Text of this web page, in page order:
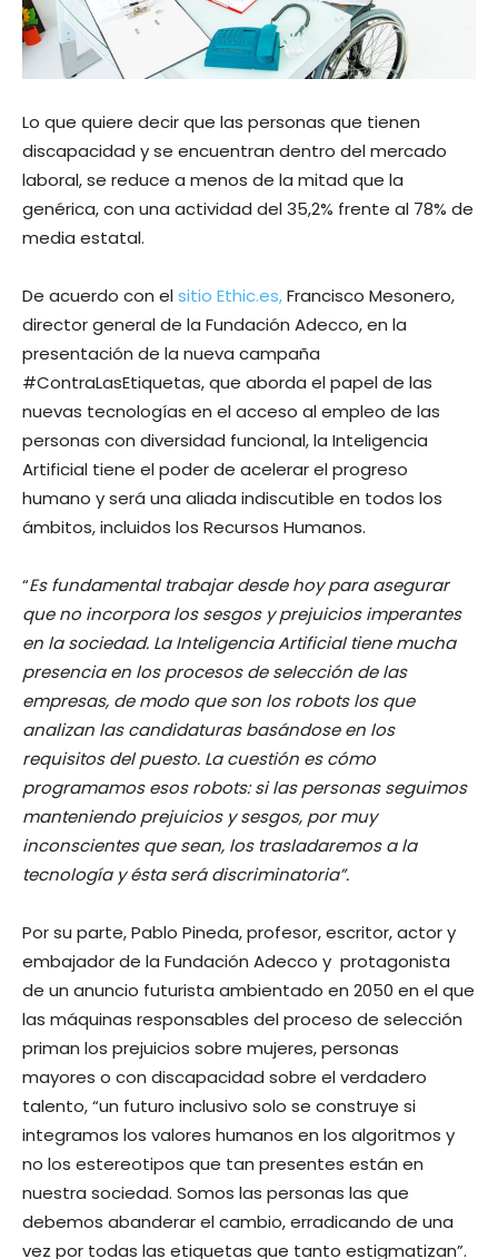
Lo que quiere decir que las personas que tienen
discapacidad y se encuentran dentro del mercado
laboral, se reduce a menos de la mitad que la
genérica, con una actividad del 35,2% frente al 78% de
media estatal.
De acuerdo con elsitio Ethic.es,Francisco Mesonero,
director general de la Fundación Adecco, en la
presentación de la nueva campaña
#ContraLasEtiquetas, que aborda el papel de las
nuevas tecnologías en el acceso al empleo de las
personas con diversidad funcional, la Inteligencia
Artificial tiene el poder de acelerar el progreso
humano y será una aliada indiscutible en todos los
ámbitos, incluidos los Recursos Humanos.
“Es fundamental trabajar desde hoy para asegurar
que no incorpora los sesgos y prejuicios imperantes
en la sociedad. La Inteligencia Artificial tiene mucha
presencia en los procesos de selección de las
empresas, de modo que son los robots los que
analizan las candidaturas basándose en los
requisitos del puesto. La cuestión es cómo
programamos esos robots: si las personas seguimos
manteniendo prejuicios y sesgos, por muy
inconscientes que sean, los trasladaremos a la
tecnología y ésta será discriminatoria”.
Por su parte, Pablo Pineda, profesor, escritor, actor y
embajador de la Fundación Adecco y protagonista
de un anuncio futurista ambientado en 2050 en el que
las máquinas responsables del proceso de selección
priman los prejuicios sobre mujeres, personas
mayores o con discapacidad sobre el verdadero
talento, “un futuro inclusivo solo se construye si
integramos los valores humanos en los algoritmos y
no los estereotipos que tan presentes están en
nuestra sociedad. Somos las personas las que
debemos abanderar el cambio, erradicando de una
vez por todas las etiquetas que tanto estigmatizan”.